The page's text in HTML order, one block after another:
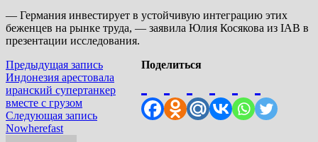
— Германия инвестирует в устойчивую интеграцию этих
беженцев на рынке труда, — заявила Юлия Косякова из IAB в
презентации исследования.
Поделиться
Навигация
по
записям
Предыдущая записьПредыдущая
запись:
Индонезия арестовала
иранский супертанкер
вместе с грузом
Следующая записьСледующая
Nowherefast